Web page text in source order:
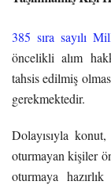
385 sıra sayılı
öncelikli alım
tahsis edilmiş
gerekmektedir.
Dolayısıyla
oturmayan kişiler
oturmaya